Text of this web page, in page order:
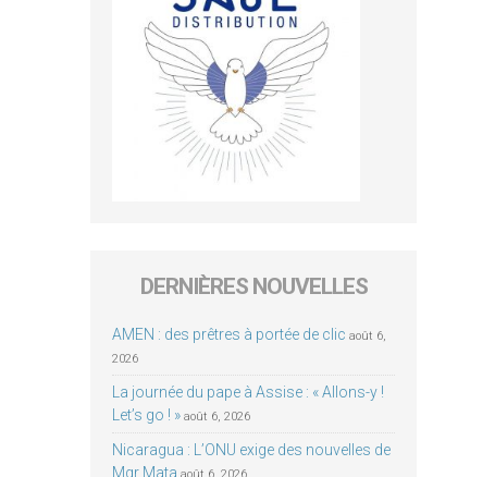
DERNIÈRES NOUVELLES
AMEN : des prêtres à portée de clic août 6,
2026
La journée du pape à Assise : « Allons-y !
Let’s go ! » août 6, 2026
Nicaragua : L’ONU exige des nouvelles de
Mgr Mata